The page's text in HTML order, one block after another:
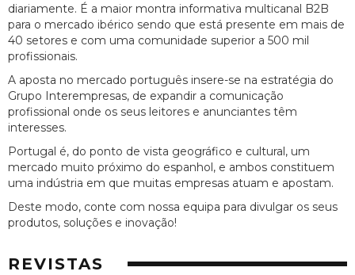
diariamente. É a maior montra informativa multicanal B2B
para o mercado ibérico sendo que está presente em mais de
40 setores e com uma comunidade superior a 500 mil
profissionais.
A aposta no mercado português insere-se na estratégia do
Grupo Interempresas, de expandir a comunicação
profissional onde os seus leitores e anunciantes têm
interesses.
Portugal é, do ponto de vista geográfico e cultural, um
mercado muito próximo do espanhol, e ambos constituem
uma indústria em que muitas empresas atuam e apostam.
Deste modo, conte com nossa equipa para divulgar os seus
produtos, soluções e inovação!
REVISTAS